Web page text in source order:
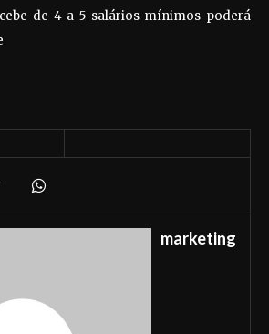
de 4 a 5 salários mínimos poderá
marketing